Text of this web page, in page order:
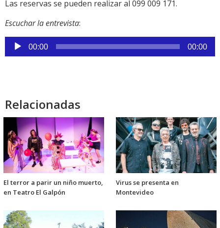
Las reservas se pueden realizar al 099 009 171.
Escuchar la entrevista:
Reproductor
de
00:00 00:00
Relacionadas
El terror a parir un niño muerto,
en Teatro El Galpón
Virus se presenta en
Montevideo